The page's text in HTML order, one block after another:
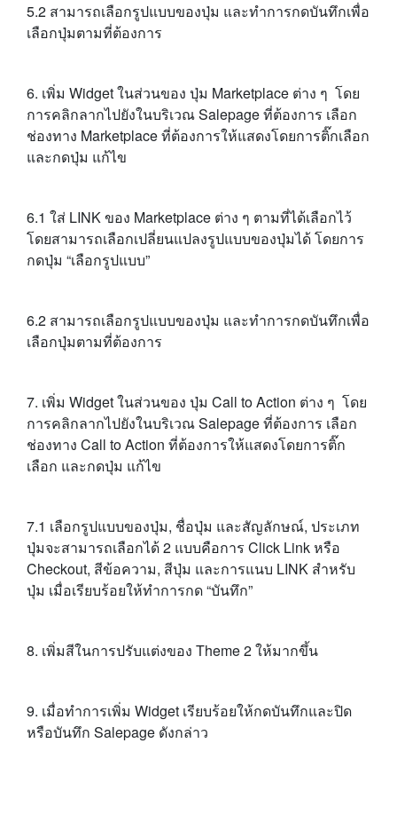
5.2 สามารถเลือกรูปแบบของปุ่ม และทำการกดบันทึกเพื่อ
เลือกปุ่มตามที่ต้องการ
6. เพิ่ม Widget ในส่วนของ ปุ่ม Marketplace ต่าง ๆ โดย
การคลิกลากไปยังในบริเวณ Salepage ที่ต้องการ เลือก
ช่องทาง Marketplace ที่ต้องการให้แสดงโดยการติ๊กเลือก
และกดปุ่ม แก้ไข
6.1 ใส่ LINK ของ Marketplace ต่าง ๆ ตามที่ได้เลือกไว้
โดยสามารถเลือกเปลี่ยนแปลงรูปแบบของปุ่มได้ โดยการ
กดปุ่ม “เลือกรูปแบบ”
6.2 สามารถเลือกรูปแบบของปุ่ม และทำการกดบันทึกเพื่อ
เลือกปุ่มตามที่ต้องการ
7. เพิ่ม Widget ในส่วนของ ปุ่ม Call to Action ต่าง ๆ โดย
การคลิกลากไปยังในบริเวณ Salepage ที่ต้องการ เลือก
ช่องทาง Call to Action ที่ต้องการให้แสดงโดยการติ๊ก
เลือก และกดปุ่ม แก้ไข
7.1 เลือกรูปแบบของปุ่ม, ชื่อปุ่ม และสัญลักษณ์, ประเภท
ปุ่มจะสามารถเลือกได้ 2 แบบคือการ Click Link หรือ
Checkout, สีข้อความ, สีปุ่ม และการแนบ LINK สำหรับ
ปุ่ม เมื่อเรียบร้อยให้ทำการกด “บันทึก”
8. เพิ่มสีในการปรับแต่งของ Theme 2 ให้มากขึ้น
9. เมื่อทำการเพิ่ม Widget เรียบร้อยให้กดบันทึกและปิด
หรือบันทึก Salepage ดังกล่าว